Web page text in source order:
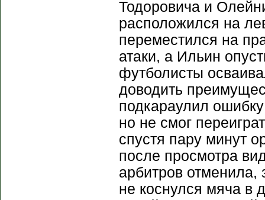
Тодоровича и
расположился на
переместился на
атаки, а Ильин
футболисты
доводить
подкараулил
но не смог
спустя пару минут
после просмотра
арбитров
не коснулся мяча в